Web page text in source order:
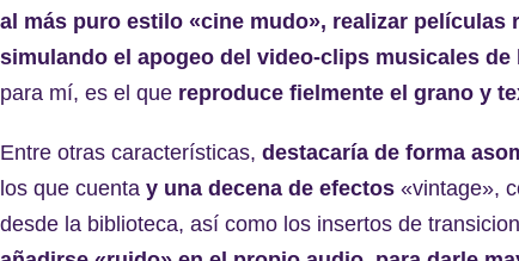
al más puro estilo «cine mudo», realizar
simulando el apogeo del video-clips musicales de
para mí, es el que reproduce fielmente el grano y
Entre otras características, destacaría de forma
los que cuenta y una decena de efectos «vintage»,
desde la biblioteca, así como los insertos de